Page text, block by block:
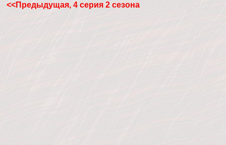
<<Предыдущая, 4 серия 2 сезона